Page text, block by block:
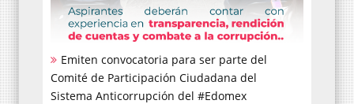
Emiten convocatoria para ser parte del
Comité de Participación Ciudadana del
Sistema Anticorrupción del #Edomex